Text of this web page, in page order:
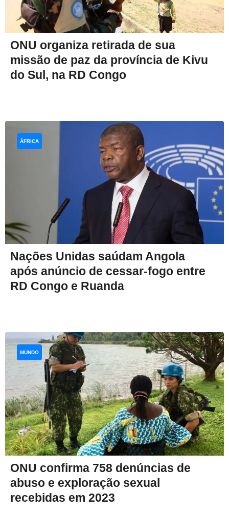
ONU organiza retirada de sua
missão de paz da província de Kivu
do Sul, na RD Congo
Nações Unidas saúdam Angola
após anúncio de cessar-fogo entre
RD Congo e Ruanda
ÁFRICA
ONU confirma 758 denúncias de
abuso e exploração sexual
recebidas em 2023
MUNDO